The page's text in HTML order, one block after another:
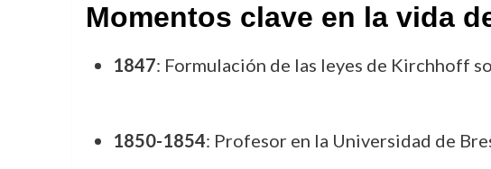
Momentos clave en la vida
1847: Formulación de las leyes de Kirchhoff
1850-1854: Profesor en la Universidad de